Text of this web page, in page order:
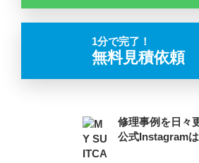
1分で完了！
無料見積依頼
修理事例を日々
公式Instagram